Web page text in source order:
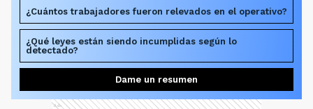
¿Cuántos trabajadores fueron relevados en el operativo?
¿Qué leyes están siendo incumplidas según lo
detectado?
Dame un resumen
Ads